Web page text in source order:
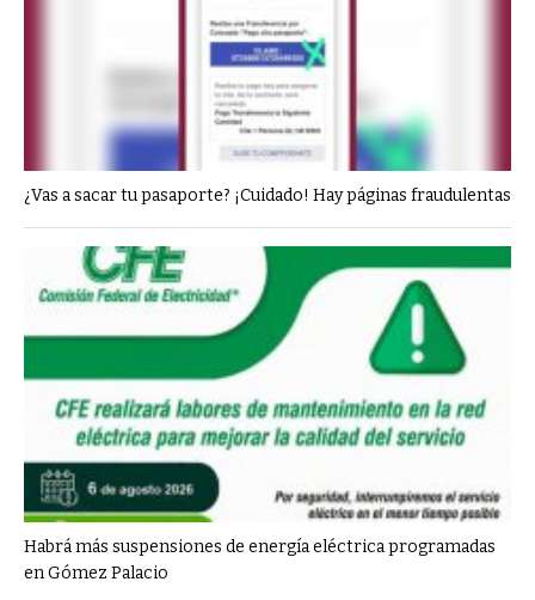
¿Vas a sacar tu pasaporte? ¡Cuidado! Hay páginas fraudulentas
Habrá más suspensiones de energía eléctrica programadas
en Gómez Palacio